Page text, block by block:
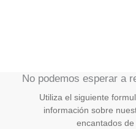
No podemos esperar a
Utiliza el siguiente
información sobre
encantados de